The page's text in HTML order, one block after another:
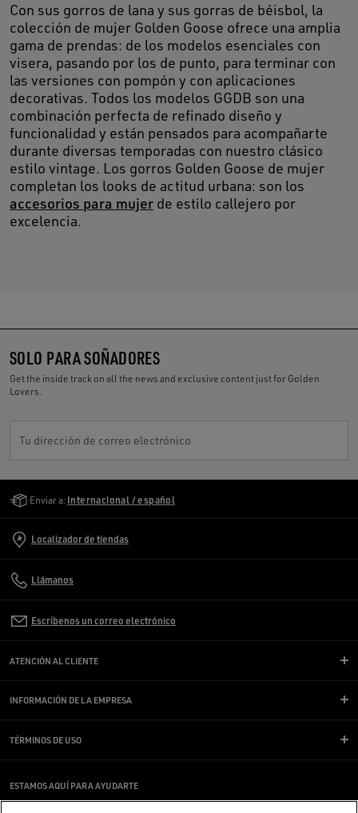
Con sus gorros de lana y sus gorras de béisbol, la
colección de mujer Golden Goose ofrece una amplia
gama de prendas: de los modelos esenciales con
visera, pasando por los de punto, para terminar con
las versiones con pompón y con aplicaciones
decorativas. Todos los modelos GGDB son una
combinación perfecta de refinado diseño y
funcionalidad y están pensados para acompañarte
durante diversas temporadas con nuestro clásico
estilo vintage. Los gorros Golden Goose de mujer
completan los looks de actitud urbana: son los
accesorios para mujer de estilo callejero por
excelencia.
SOLO PARA SOÑADORES
Get the inside track on all the news and exclusive content just for Golden
Lovers.
Tu dirección de correo electrónico
Enviar a: Internacional / español
Localizador de tiendas
Llámanos
Escríbenos un correo electrónico
ATENCIÓN AL CLIENTE
INFORMACIÓN DE LA EMPRESA
TÉRMINOS DE USO
ESTAMOS AQUÍ PARA AYUDARTE
¿Estás usando un lector de pantalla y estás teniendo problemas?